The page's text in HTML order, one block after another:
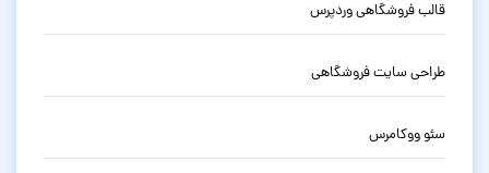
قالب فروشگاهی وردپرس
طراحی سایت فروشگاهی
سئو ووکامرس